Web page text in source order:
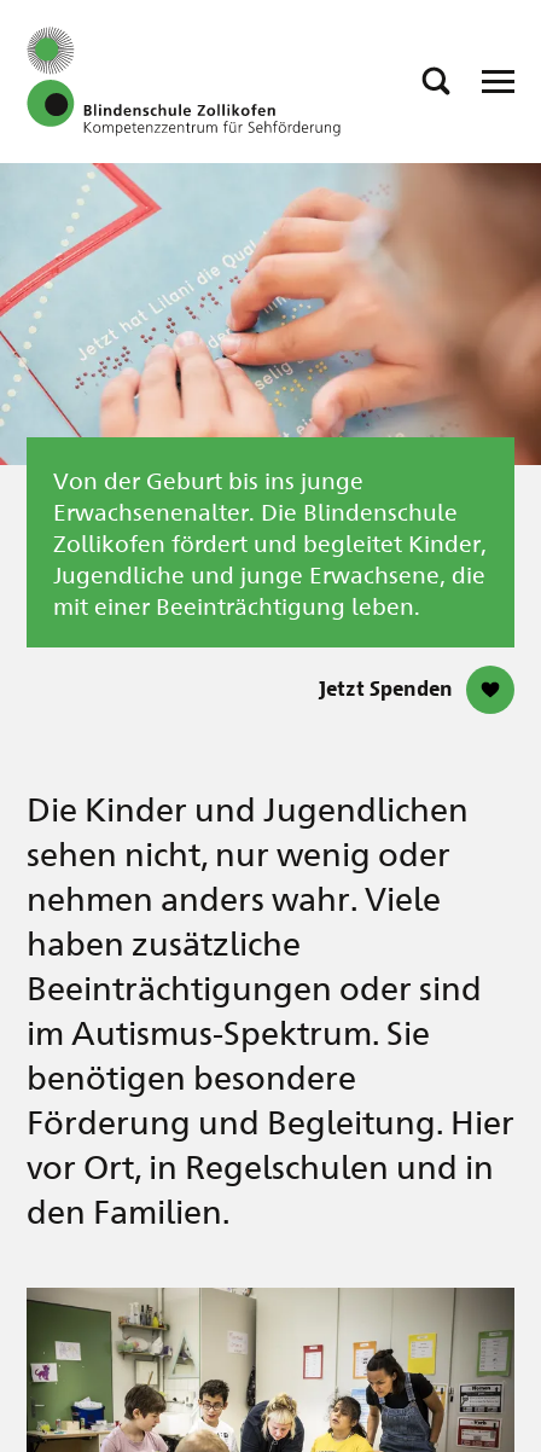
Von der Geburt bis ins junge
Erwachsenenalter. Die Blindenschule
Zollikofen fördert und begleitet Kinder,
Jugendliche und junge Erwachsene, die
mit einer Beeinträchtigung leben.
Jetzt Spenden
Die Kinder und Jugendlichen
sehen nicht, nur wenig oder
nehmen anders wahr. Viele
haben zusätzliche
Beeinträchtigungen oder sind
im Autismus-Spektrum. Sie
benötigen besondere
Förderung und Begleitung. Hier
vor Ort, in Regelschulen und in
den Familien.